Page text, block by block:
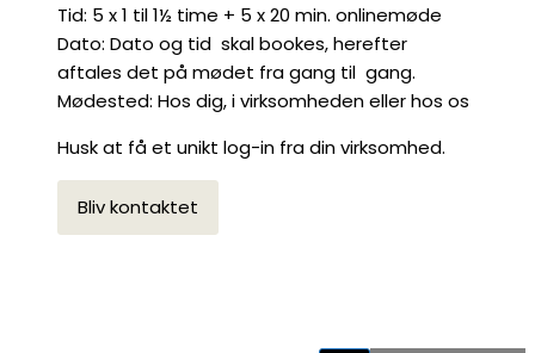
Tid: 5 x 1 til 1½ time + 5 x 20 min. onlinemøde
Dato: Dato og tid skal bookes, herefter
aftales det på mødet fra gang til gang.
Mødested: Hos dig, i virksomheden eller hos os
Husk at få et unikt log-in fra din virksomhed.
Bliv kontaktet